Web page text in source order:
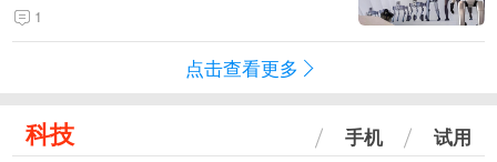
1
点击查看更多
科技 手机 试用